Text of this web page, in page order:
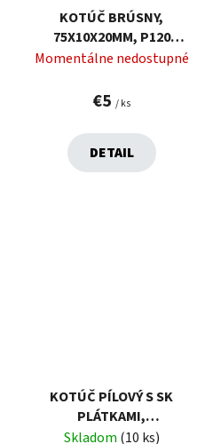
KOTÚČ BRÚSNY,
75X10X20MM, P120
EXTOL 410112A
Momentálne nedostupné
€5 / ks
DETAIL
KOTÚČ PÍLOVÝ S SK
PLÁTKAMI,
115X1,3X22,2MM,
Skladom (10 ks)